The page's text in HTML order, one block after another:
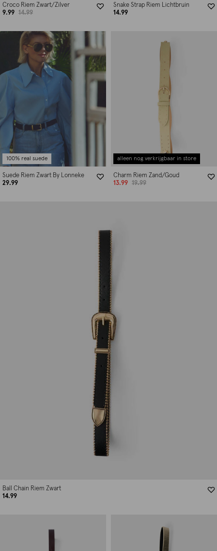
Croco Riem Zwart/Zilver
9.99
14.99
Snake Strap Riem Lichtbruin
14.99
100% real suede
Suede Riem Zwart By Lonneke
29.99
alleen nog verkrijgbaar in store
Charm Riem Zand/Goud
13.99
19.99
Ball Chain Riem Zwart
14.99